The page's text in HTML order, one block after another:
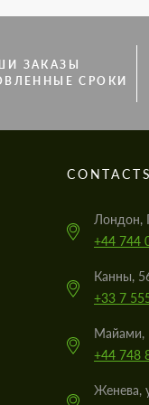
ЗАКАЗЫ
СРОКИ
Лондон,
+44 744
Канны,
+33 7
Майами,
+44 748
Женева,